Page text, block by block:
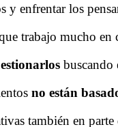
enfrentar los
trabajo mucho en
buscando
no están
también en parte